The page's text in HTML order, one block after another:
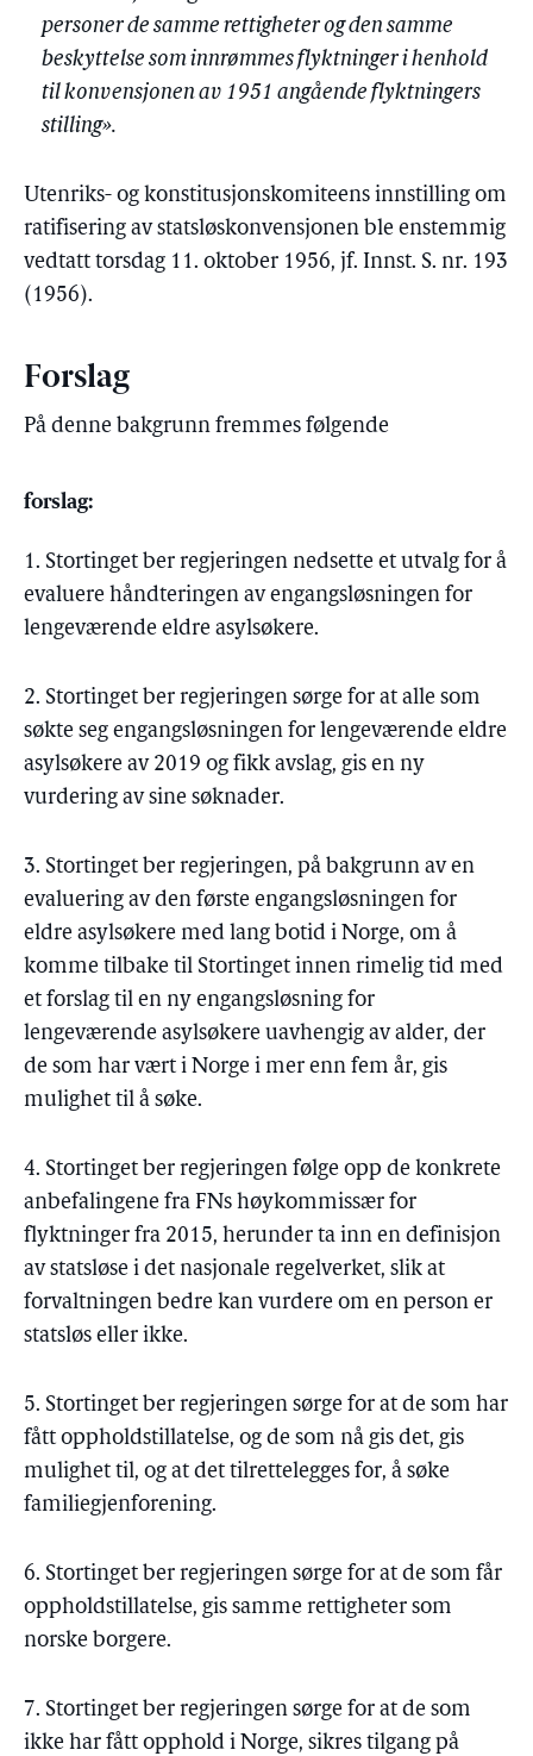
personer de samme rettigheter og den samme
beskyttelse som innrømmes flyktninger i henhold
til konvensjonen av 1951 angående flyktningers
stilling».
Utenriks- og konstitusjonskomiteens innstilling om
ratifisering av statsløskonvensjonen ble enstemmig
vedtatt torsdag 11. oktober 1956, jf. Innst. S. nr. 193
(1956).
Forslag
På denne bakgrunn fremmes følgende
forslag:
1. Stortinget ber regjeringen nedsette et utvalg for å
evaluere håndteringen av engangsløsningen for
lengeværende eldre asylsøkere.
2. Stortinget ber regjeringen sørge for at alle som
søkte seg engangsløsningen for lengeværende eldre
asylsøkere av 2019 og fikk avslag, gis en ny
vurdering av sine søknader.
3. Stortinget ber regjeringen, på bakgrunn av en
evaluering av den første engangsløsningen for
eldre asylsøkere med lang botid i Norge, om å
komme tilbake til Stortinget innen rimelig tid med
et forslag til en ny engangsløsning for
lengeværende asylsøkere uavhengig av alder, der
de som har vært i Norge i mer enn fem år, gis
mulighet til å søke.
4. Stortinget ber regjeringen følge opp de konkrete
anbefalingene fra FNs høykommissær for
flyktninger fra 2015, herunder ta inn en definisjon
av statsløse i det nasjonale regelverket, slik at
forvaltningen bedre kan vurdere om en person er
statsløs eller ikke.
5. Stortinget ber regjeringen sørge for at de som har
fått oppholdstillatelse, og de som nå gis det, gis
mulighet til, og at det tilrettelegges for, å søke
familiegjenforening.
6. Stortinget ber regjeringen sørge for at de som får
oppholdstillatelse, gis samme rettigheter som
norske borgere.
7. Stortinget ber regjeringen sørge for at de som
ikke har fått opphold i Norge, sikres tilgang på